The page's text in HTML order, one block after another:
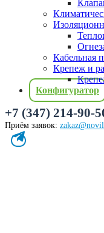
Кабельная
Крепеж и
Конфигуратор
+7 (347) 214-90-
Приём заявок: